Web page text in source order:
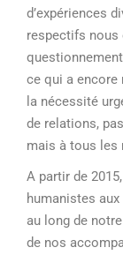
d’expériences
respectifs nous
ce qui a
la nécessité
de relations,
mais à tous les
A partir de
humanistes
au long de
de nos